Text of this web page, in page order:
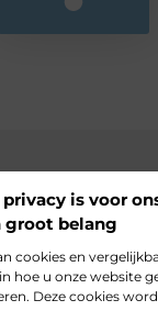
privacy is voor
groot belang
cookies en
hoe u onze website
Deze cookies